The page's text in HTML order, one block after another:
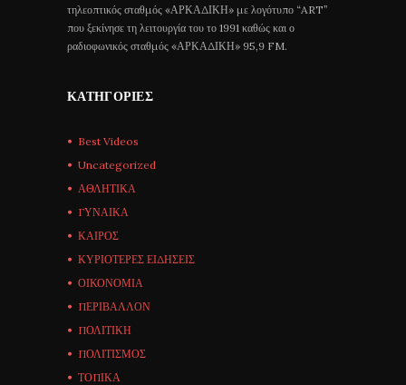
τηλεοπτικός σταθμός «ΑΡΚΑΔΙΚΗ» με λογότυπο “ART”
που ξεκίνησε τη λειτουργία του το 1991 καθώς και ο
ραδιοφωνικός σταθμός «ΑΡΚΑΔΙΚΗ» 95,9 FM.
ΚΑΤΗΓΟΡΊΕΣ
Best Videos
Uncategorized
ΑΘΛΗΤΙΚΑ
ΓΥΝΑΙΚΑ
ΚΑΙΡΟΣ
ΚΥΡΙΟΤΕΡΕΣ ΕΙΔΗΣΕΙΣ
ΟΙΚΟΝΟΜΙΑ
ΠΕΡΙΒΑΛΛΟΝ
ΠΟΛΙΤΙΚΗ
ΠΟΛΙΤΙΣΜΟΣ
ΤΟΠΙΚΑ